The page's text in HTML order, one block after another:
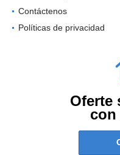
Contáctenos
Políticas de privacidad
Oferte